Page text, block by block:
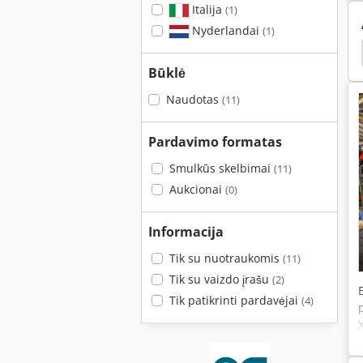
Italija (1)
Nyderlandai (1)
Būklė
Naudotas (11)
Pardavimo formatas
Smulkūs skelbimai (11)
Aukcionai (0)
Informacija
Tik su nuotraukomis (11)
Tik su vaizdo įrašu (2)
Tik patikrinti pardavėjai (4)
Deckel Maho Dmu 125 P Auerbach